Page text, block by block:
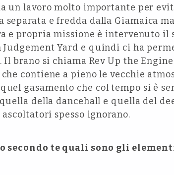
un lavoro molto importante per
separata e fredda dalla Giamaica
e propria missione è intervenuto il
Yard e quindi ci ha
brano si chiama Rev Up the
contiene a pieno le vecchie
gasamento che col tempo si è
della dancehall e quella del
spesso ignorano.
secondo te quali sono gli